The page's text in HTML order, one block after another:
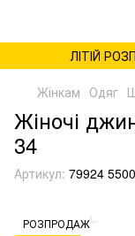
ЛІТІЙ
Жінкам Одяг
Жіночі
34
Артикул: 79924 5500
РОЗПРОДАЖ